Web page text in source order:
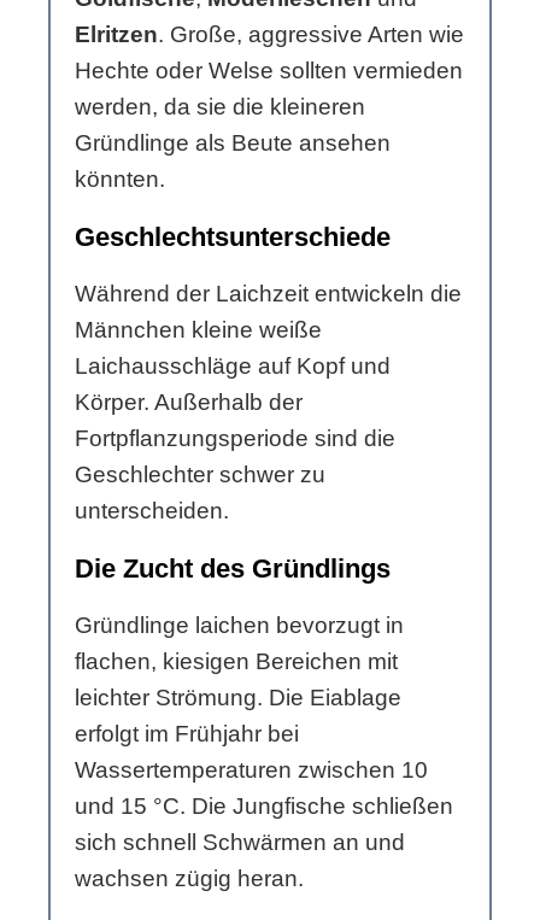
Elritzen. Große, aggressive Arten wie
Hechte oder Welse sollten vermieden
werden, da sie die kleineren
Gründlinge als Beute ansehen
könnten.
Geschlechtsunterschiede
Während der Laichzeit entwickeln die
Männchen kleine weiße
Laichausschläge auf Kopf und
Körper. Außerhalb der
Fortpflanzungsperiode sind die
Geschlechter schwer zu
unterscheiden.
Die Zucht des Gründlings
Gründlinge laichen bevorzugt in
flachen, kiesigen Bereichen mit
leichter Strömung. Die Eiablage
erfolgt im Frühjahr bei
Wassertemperaturen zwischen 10
und 15 °C. Die Jungfische schließen
sich schnell Schwärmen an und
wachsen zügig heran.